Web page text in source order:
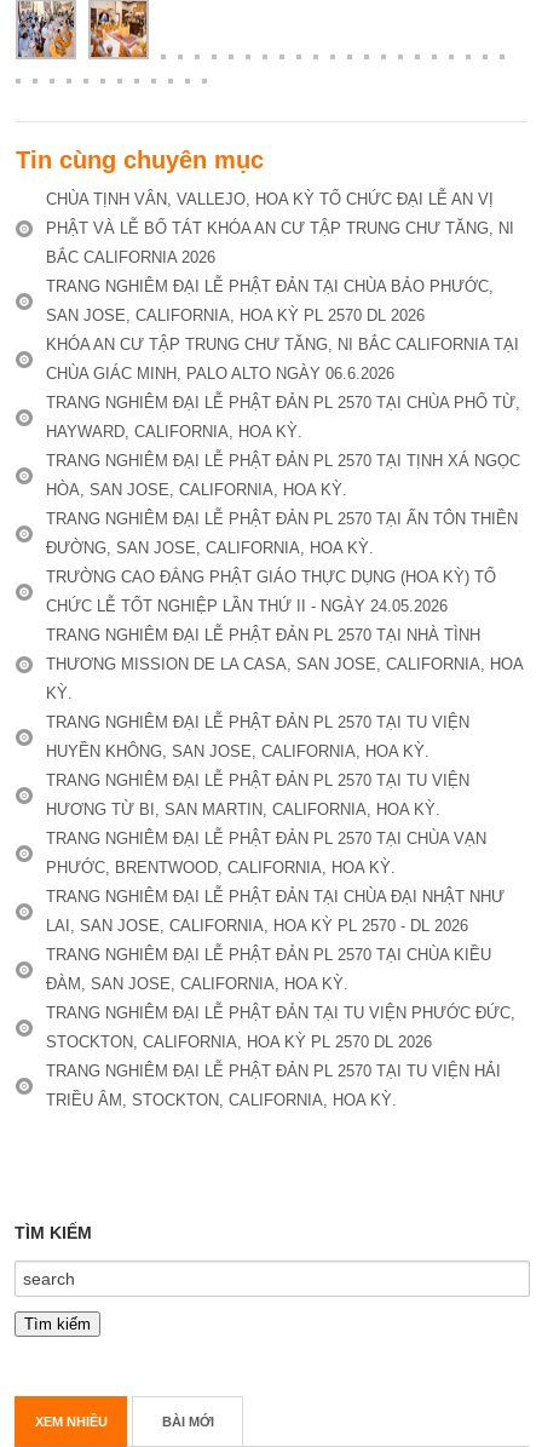
Tin cùng chuyên mục
CHÙA TỊNH VÂN, VALLEJO, HOA KỲ TỔ CHỨC ĐẠI LỄ AN VỊ
PHẬT VÀ LỄ BỐ TÁT KHÓA AN CƯ TẬP TRUNG CHƯ TĂNG, NI
BẮC CALIFORNIA 2026
TRANG NGHIÊM ĐẠI LỄ PHẬT ĐẢN TẠI CHÙA BẢO PHƯỚC,
SAN JOSE, CALIFORNIA, HOA KỲ PL 2570 DL 2026
KHÓA AN CƯ TẬP TRUNG CHƯ TĂNG, NI BẮC CALIFORNIA TẠI
CHÙA GIÁC MINH, PALO ALTO NGÀY 06.6.2026
TRANG NGHIÊM ĐẠI LỄ PHẬT ĐẢN PL 2570 TẠI CHÙA PHỔ TỪ,
HAYWARD, CALIFORNIA, HOA KỲ.
TRANG NGHIÊM ĐẠI LỄ PHẬT ĐẢN PL 2570 TẠI TỊNH XÁ NGỌC
HÒA, SAN JOSE, CALIFORNIA, HOA KỲ.
TRANG NGHIÊM ĐẠI LỄ PHẬT ĐẢN PL 2570 TẠI ẤN TÔN THIỀN
ĐƯỜNG, SAN JOSE, CALIFORNIA, HOA KỲ.
TRƯỜNG CAO ĐẲNG PHẬT GIÁO THỰC DỤNG (HOA KỲ) TỔ
CHỨC LỄ TỐT NGHIỆP LẦN THỨ II - NGÀY 24.05.2026
TRANG NGHIÊM ĐẠI LỄ PHẬT ĐẢN PL 2570 TẠI NHÀ TÌNH
THƯƠNG MISSION DE LA CASA, SAN JOSE, CALIFORNIA, HOA
KỲ.
TRANG NGHIÊM ĐẠI LỄ PHẬT ĐẢN PL 2570 TẠI TU VIỆN
HUYỀN KHÔNG, SAN JOSE, CALIFORNIA, HOA KỲ.
TRANG NGHIÊM ĐẠI LỄ PHẬT ĐẢN PL 2570 TẠI TU VIỆN
HƯƠNG TỪ BI, SAN MARTIN, CALIFORNIA, HOA KỲ.
TRANG NGHIÊM ĐẠI LỄ PHẬT ĐẢN PL 2570 TẠI CHÙA VẠN
PHƯỚC, BRENTWOOD, CALIFORNIA, HOA KỲ.
TRANG NGHIÊM ĐẠI LỄ PHẬT ĐẢN TẠI CHÙA ĐẠI NHẬT NHƯ
LAI, SAN JOSE, CALIFORNIA, HOA KỲ PL 2570 - DL 2026
TRANG NGHIÊM ĐẠI LỄ PHẬT ĐẢN PL 2570 TẠI CHÙA KIỀU
ĐÀM, SAN JOSE, CALIFORNIA, HOA KỲ.
TRANG NGHIÊM ĐẠI LỄ PHẬT ĐẢN TẠI TU VIỆN PHƯỚC ĐỨC,
STOCKTON, CALIFORNIA, HOA KỲ PL 2570 DL 2026
TRANG NGHIÊM ĐẠI LỄ PHẬT ĐẢN PL 2570 TẠI TU VIỆN HẢI
TRIỀU ÂM, STOCKTON, CALIFORNIA, HOA KỲ.
TÌM KIẾM
XEM NHIỀU BÀI MỚI